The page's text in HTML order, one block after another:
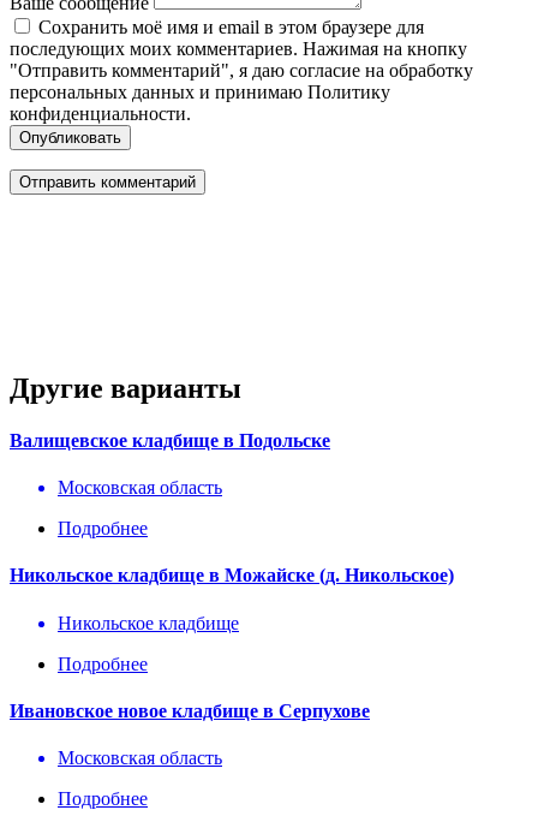
Сохранить моё имя и email в этом браузере для
последующих моих комментариев. Нажимая на кнопку
"Отправить комментарий", я даю согласие на обработку
персональных данных и принимаю Политику
конфиденциальности.
Опубликовать
Другие варианты
Валищевское кладбище в Подольске
Московская область
Подробнее
Никольское кладбище в Можайске (д. Никольское)
Никольское кладбище
Подробнее
Ивановское новое кладбище в Серпухове
Московская область
Подробнее